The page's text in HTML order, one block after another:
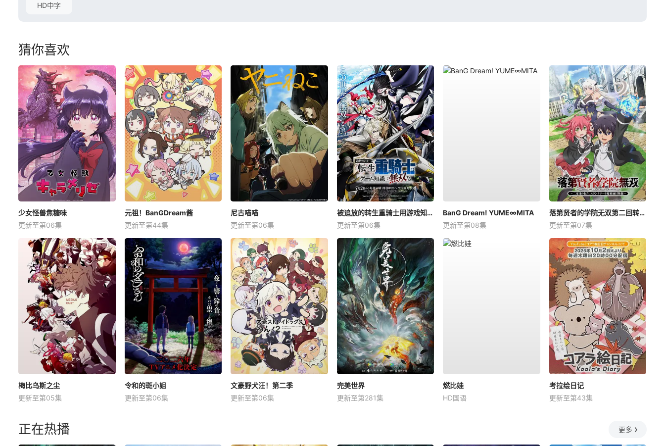
HD中字
猜你喜欢
少女怪兽焦糖味
更新至第06集
元祖！BanGDream酱
更新至第44集
尼古喵喵
更新至第06集
被追放的转生重骑士用游戏知识开无双
更新至第06集
BanG Dream! YUME∞MITA
更新至第08集
落第贤者的学院无双第二回转生，S等级作弊魔术师冒险记
更新至第07集
梅比乌斯之尘
更新至第05集
令和的斑小姐
更新至第06集
文豪野犬汪！第二季
更新至第06集
完美世界
更新至第281集
燃比娃
HD国语
考拉绘日记
更新至第43集
正在热播 更多